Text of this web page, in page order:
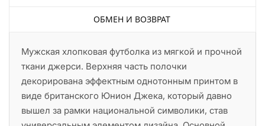
ОБМЕН И ВОЗВРАТ
Мужская хлопковая футболка из мягкой и прочной
ткани джерси. Верхняя часть полочки
декорирована эффектным однотонным принтом в
виде британского Юнион Джека, который давно
вышел за рамки национальной символики, став